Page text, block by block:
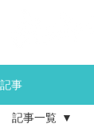
記事
記事一覧